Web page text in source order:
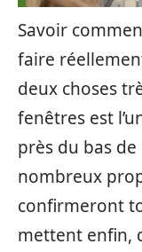
Savoir
faire
deux choses
fenêtres est
près du bas
nombreux
confirmeront
mettent enfin,